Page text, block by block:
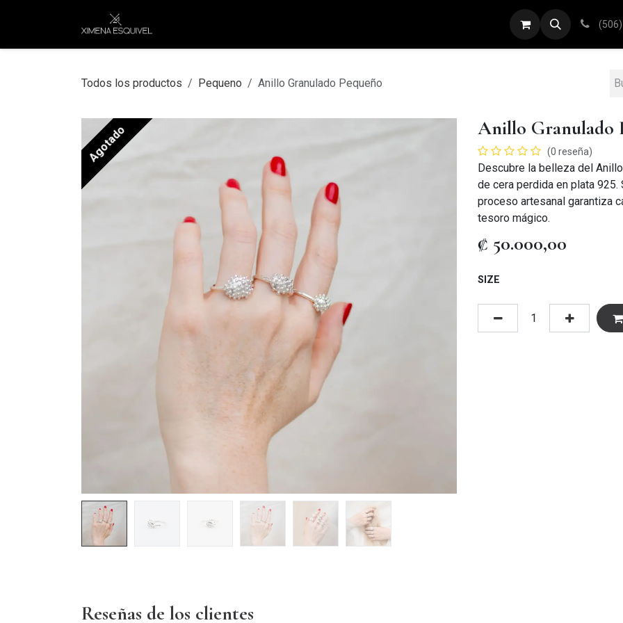
PULSERAS (506)
Todos los productos Pequeno Anillo Granulado Pequeño
Agotado Anillo Granulado
(0 reseña)
Descubre la belleza del
de cera perdida en plata
proceso artesanal garantiza
tesoro mágico.
₡ 50.000,00
SIZE
Reseñas de los clientes